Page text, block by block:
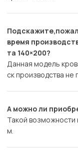
время
та 140×200?
Данная модель
ск производства не
А можно ли
Такой возможности
м.